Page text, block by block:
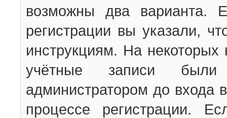
возможны два варианта.
регистрации вы указали,
инструкциям. На
учётные записи были
администратором до входа
процессе регистрации.